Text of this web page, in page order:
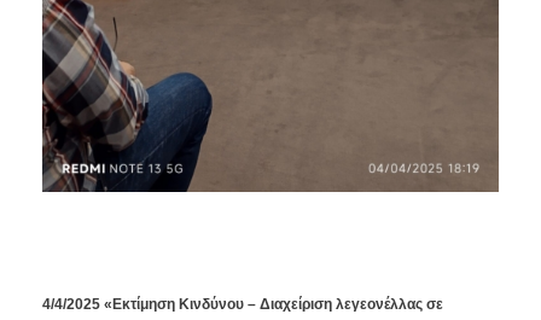
4/4/2025 «Εκτίμηση Κινδύνου – Διαχείριση λεγεονέλλας σε